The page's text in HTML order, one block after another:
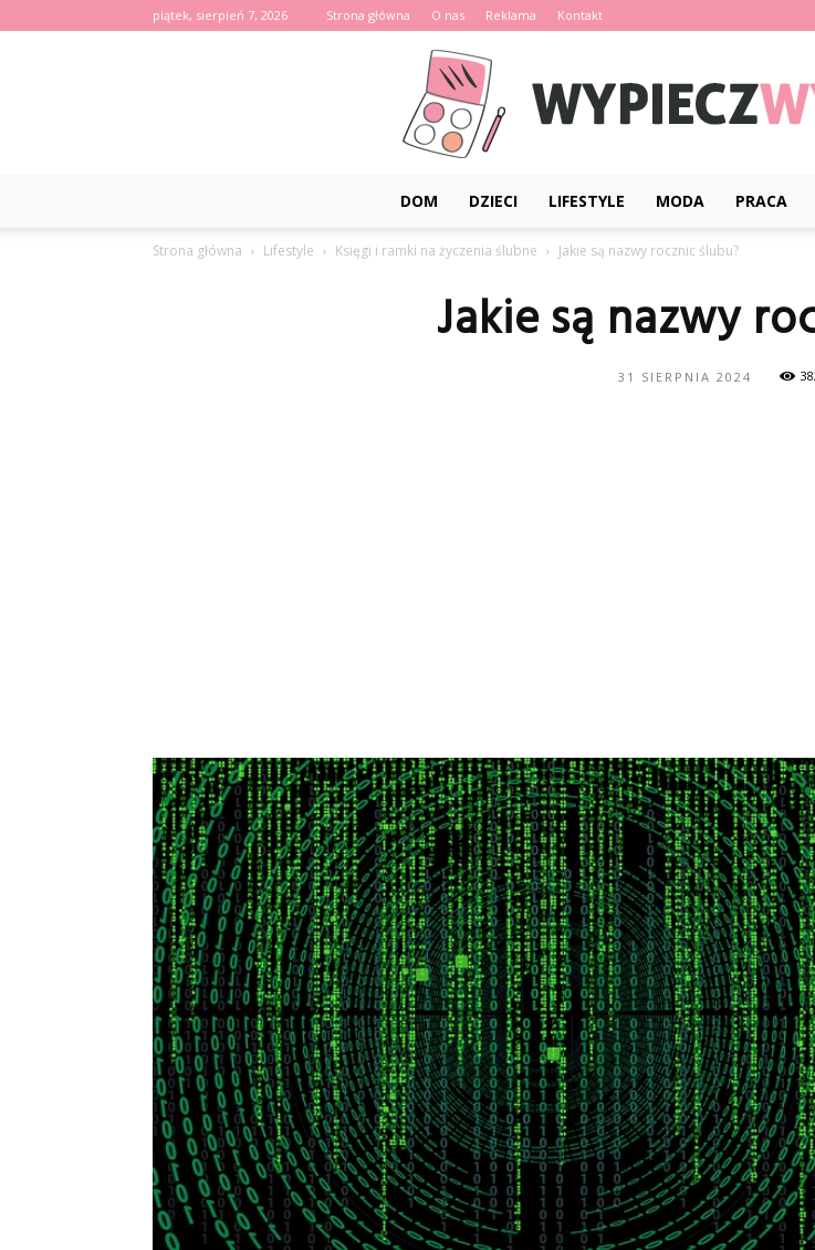
piątek, sierpień 7, 2026 Strona główna O nas Reklama Kontakt
DOM DZIECI LIFESTYLE MODA PRACA
Strona główna Lifestyle Księgi i ramki na życzenia ślubne Jakie są nazwy rocznic ślubu?
Jakie są nazwy
31 SIERPNIA 2024